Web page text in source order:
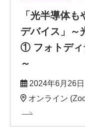
「光半導体
デバイス」～
① フォトディ
～
2024年6月26
オンライン